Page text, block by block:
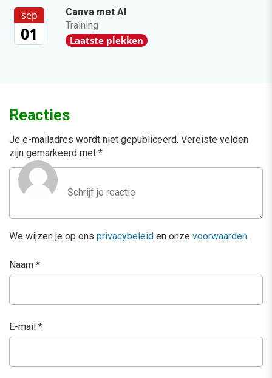
sep
01
Canva met AI
Training
Laatste plekken
Reacties
Je e-mailadres wordt niet gepubliceerd. Vereiste velden
zijn gemarkeerd met *
We wijzen je op ons privacybeleid en onze voorwaarden.
Naam *
E-mail *